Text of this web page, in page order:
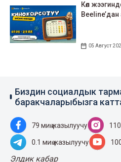
Көл
Beeline’дан
05 Август
Биздин социалдык
баракчаларыбызга
79 миң жазылуучу
0.1 миң жазылуучу
Элдик кабар